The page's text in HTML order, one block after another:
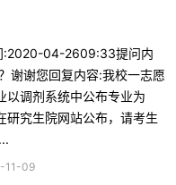
:2020-04-2609:33提问内
谢谢您回复内容:我校一志愿
以调剂系统中公布专业为
研究生院网站公布，请考生
11-09